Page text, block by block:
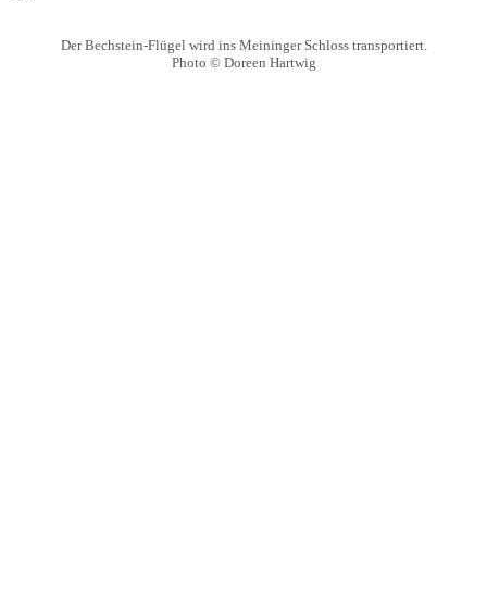
Der Bechstein-Flügel wird ins Meininger Schloss transportiert.
Photo © Doreen Hartwig